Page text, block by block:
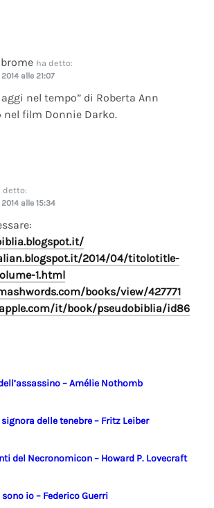
ha detto:
alle 21:07
nel tempo” di Roberta Ann
nel film Donnie Darko.
detto:
alle 15:34
2014/04/titolotitle-
1.html
books/view/427771
it/book/pseudobiblia/id86
– Amélie Nothomb
delle tenebre – Fritz Leiber
del Necronomicon – Howard P. Lovecraft
io – Federico Guerri